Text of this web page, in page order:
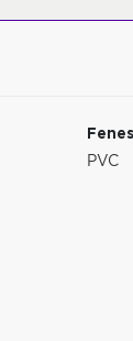
PVC